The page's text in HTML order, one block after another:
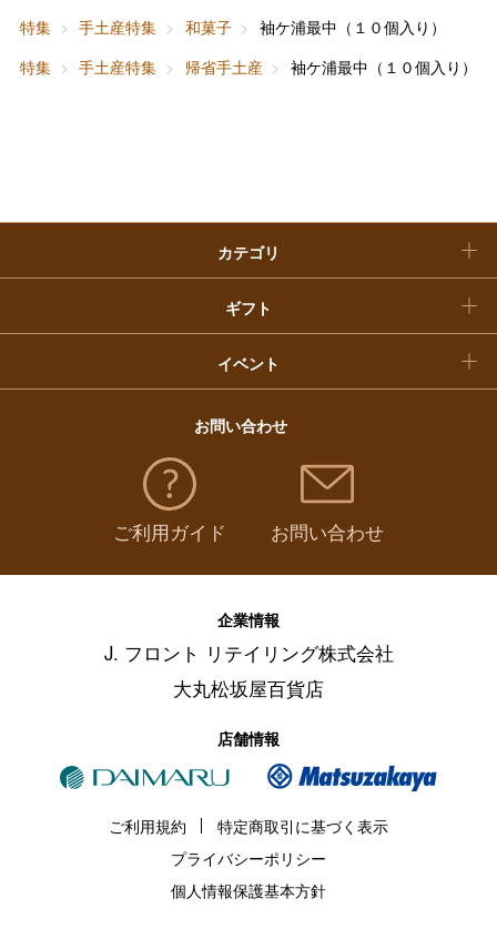
特集
手土産特集 和菓子
袖ケ浦最中（１０個入り）
特集
手土産特集 帰省手土産 袖ケ浦最中（１０個入り）
カテゴリ
ベビー＆キッズ
ギフト
お香典返し
快気祝い
イベント
敬老の日
福袋
お問い合わせ
ご利用ガイド お問い合わせ
企業情報
J. フロント リテイリング株式会社
大丸松坂屋百貨店
店舗情報
ご利用規約
特定商取引に基づく表示
プライバシーポリシー
個人情報保護基本方針